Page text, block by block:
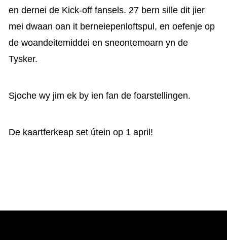
en dernei de Kick-off fansels. 27 bern sille dit jier
mei dwaan oan it berneiepenloftspul, en oefenje op
de woandeitemiddei en sneontemoarn yn de
Tysker.
Sjoche wy jim ek by ien fan de foarstellingen.
De kaartferkeap set útein op 1 april!